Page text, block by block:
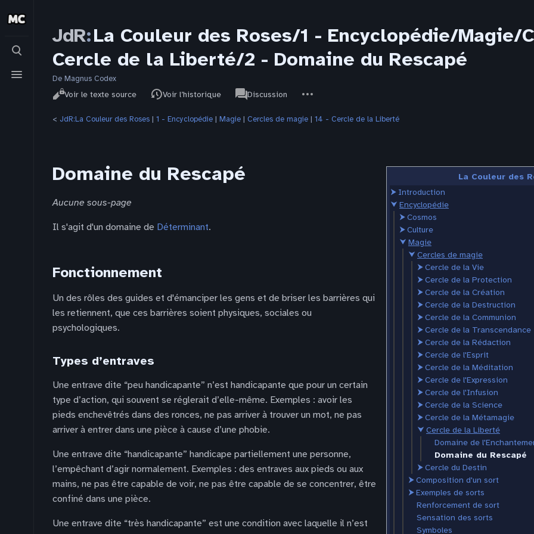
Basculer
recherche
Basculer
le
JdR:La Couleur des Roses/1 - Encyclopédie/Magie/
Cercle de la Liberté/2 - Domaine du Rescapé
De Magnus Codex
Affichages
LireVoir le texte source Voir l’historique
associated-
pages
JdRDiscussion
actions
< JdR:La Couleur des Roses ‎ | 1 - Encyclopédie ‎ | Magie ‎ | Cercles de magie ‎ | 14 - Cercle de la Liberté
La Couleur des
⮞ Introduction
⮟ Encyclopédie
⮞Cosmos
⮞Culture
⮟ Magie
⮟ Cercles de magie
⮞Cercle de la Vie
⮞Cercle de la Protection
⮞Cercle de la Création
⮞Cercle de la Destruction
⮞Cercle de la Communion
⮞Cercle de la Transcendance
⮞Cercle de la Rédaction
⮞Cercle de l'Esprit
⮞Cercle de la Méditation
⮞Cercle de l'Expression
⮞Cercle de l'Infusion
⮞Cercle de la Science
⮞Cercle de la Métamagie
⮟ Cercle de la Liberté
Domaine de
Domaine du Rescapé
⮞Cercle du Destin
⮞Composition d'un sort
⮞Exemples de sorts
Renforcement de sort
Sensation des sorts
Symboles
Domaine du Rescapé
Aucune sous-page
Il s'agit d'un domaine de Déterminant.
Fonctionnement
Un des rôles des guides et d'émanciper les gens et de briser les barrières qui
les retiennent, que ces barrières soient physiques, sociales ou
psychologiques.
Types d’entraves
Une entrave dite “peu handicapante” n’est handicapante que pour un certain
type d’action, qui souvent se réglerait d’elle-même. Exemples : avoir les
pieds enchevêtrés dans des ronces, ne pas arriver à trouver un mot, ne pas
arriver à entrer dans une pièce à cause d’une phobie.
Une entrave dite “handicapante” handicape partiellement une personne,
l’empêchant d’agir normalement. Exemples : des entraves aux pieds ou aux
mains, ne pas être capable de voir, ne pas être capable de se concentrer, être
confiné dans une pièce.
Une entrave dite “très handicapante” est une condition avec laquelle il n’est